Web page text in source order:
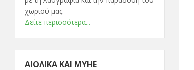
χωριού μας.
Δείτε περισσότερα...
ΑΙΟΛΙΚΆ ΚΑΙ ΜΥΗΕ